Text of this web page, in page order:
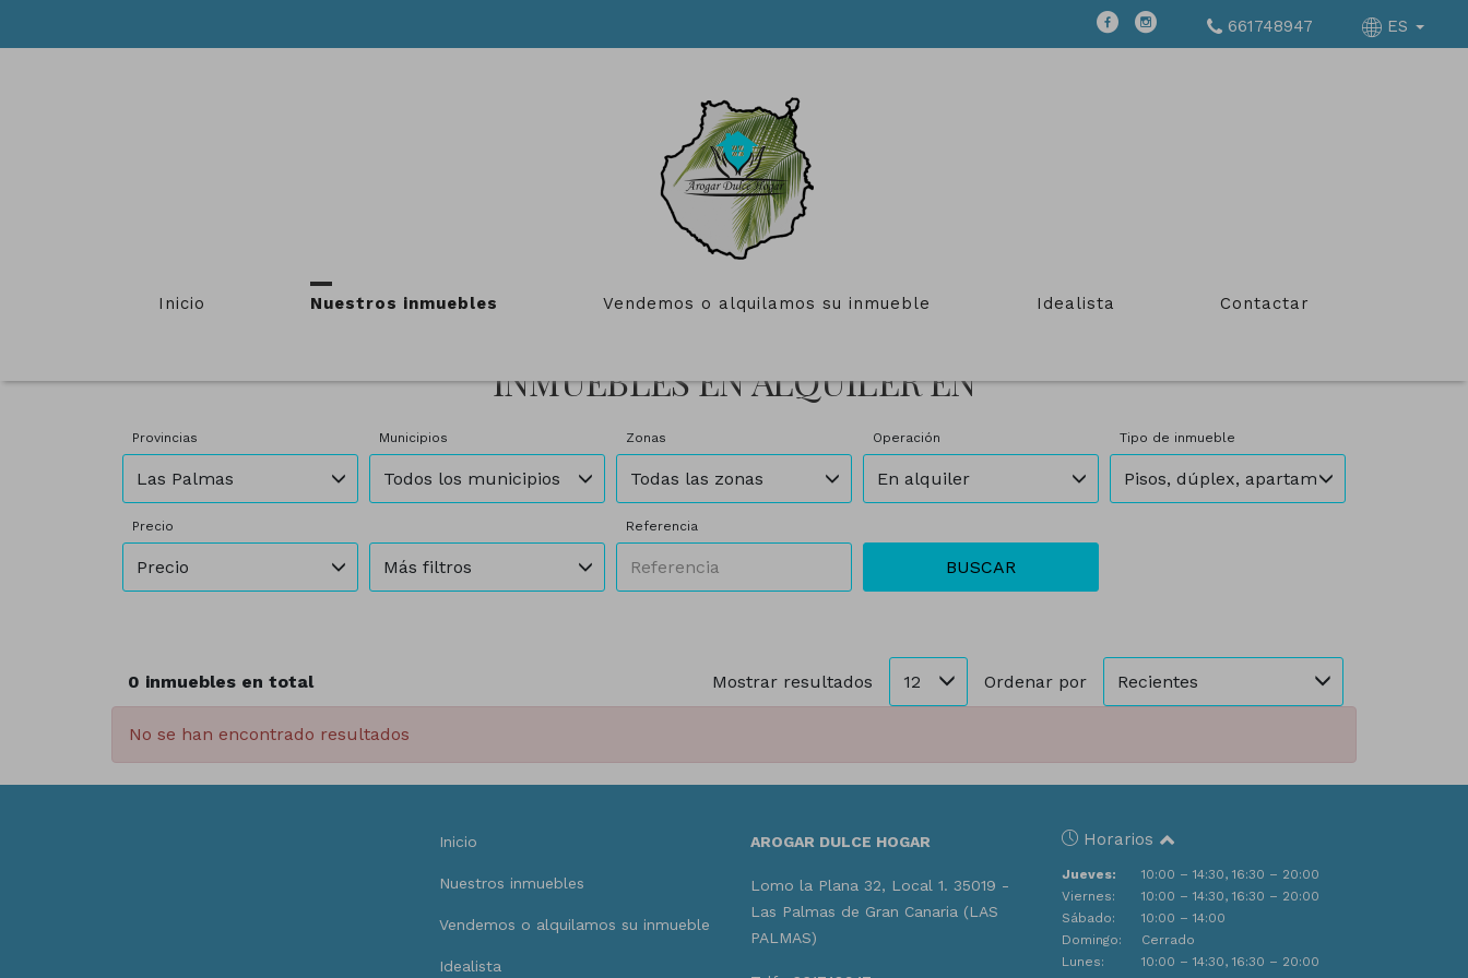
661748947 ES
Inicio Nuestros inmuebles Vendemos o alquilamos su inmueble Idealista Contactar
INMUEBLES EN ALQUILER EN
Provincias
Las Palmas
Municipios
Todos los municipios
Zonas
Todas las zonas
Operación
En alquiler
Tipo de inmueble
Pisos, dúplex, apartamentos, áticos
Precio
Precio Más filtros
Referencia
BUSCAR
0 inmuebles en total Mostrar resultados 12 Ordenar por Recientes
No se han encontrado resultados
Inicio
Nuestros inmuebles
Vendemos o alquilamos su inmueble
Idealista
AROGAR DULCE HOGAR
Lomo la Plana 32, Local 1. 35019 -
Las Palmas de Gran Canaria (LAS
PALMAS)
Horarios
Jueves:
10:00 – 14:30, 16:30 – 20:00
Viernes:
10:00 – 14:30, 16:30 – 20:00
Sábado:
10:00 – 14:00
Domingo:
Cerrado
Lunes:
10:00 – 14:30, 16:30 – 20:00